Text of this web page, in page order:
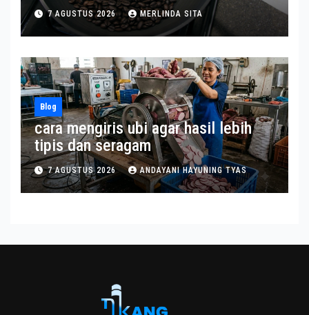
7 AGUSTUS 2026 MERLINDA SITA
Blog
cara mengiris ubi agar hasil lebih
tipis dan seragam
7 AGUSTUS 2026 ANDAYANI HAYUNING TYAS